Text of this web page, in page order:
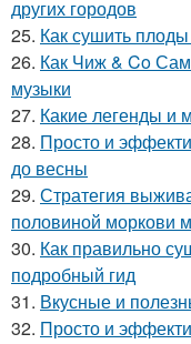
других городов
25. Как сушить
26. Как Чиж & Co
музыки
27. Какие легенды и
28. Просто и
до весны
29. Стратегия
половиной моркови
30. Как правильно
подробный гид
31. Вкусные и
32. Просто и